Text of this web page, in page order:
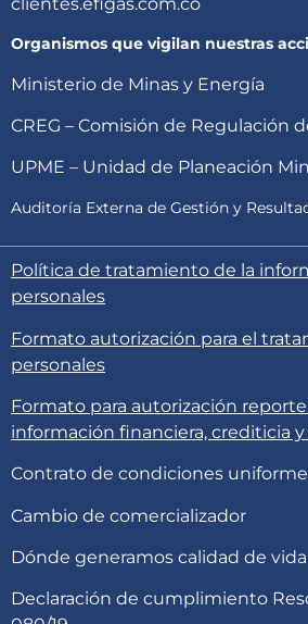
Organismos que vigilan nuestras
Ministerio de Minas y Energía
CREG – Comisión de Regulación
UPME – Unidad de Planeación
Auditoría Externa de Gestión y
Política de tratamiento de la
personales
Formato autorización para el
personales
Formato para autorización
información financiera, crediticia
Contrato de condiciones
Cambio de comercializador
Dónde generamos calidad de vida
Declaración de cumplimiento